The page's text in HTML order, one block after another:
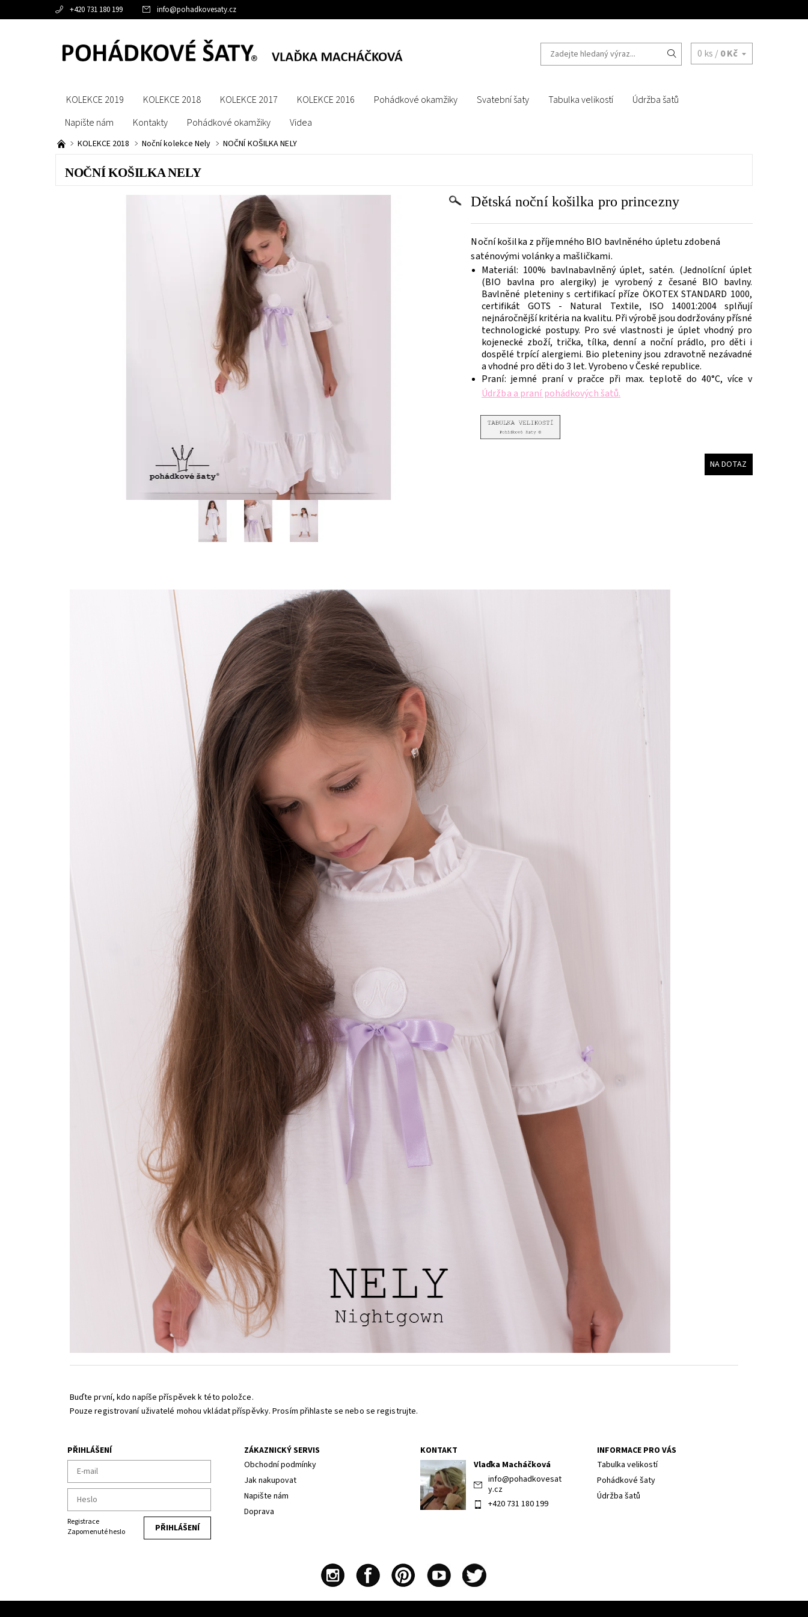
+420 731 180 199 info@pohadkovesaty.cz
0 ks /0 Kč
KOLEKCE 2019 KOLEKCE 2018 KOLEKCE 2017 KOLEKCE 2016 Pohádkové okamžiky Svatební šaty Tabulka velikostí
Údržba šatů
Napište nám
Kontakty Pohádkové okamžiky Videa
KOLEKCE 2018 Noční kolekce Nely NOČNÍ KOŠILKA NELY
NOČNÍ KOŠILKA NELY
Dětská noční košilka pro princezny
Noční košilka z příjemného BIO bavlněného úpletu zdobená
saténovými volánky a mašličkami.
Materiál: 100% bavlnabavlněný úplet, satén. (Jednolícní úplet
(BIO bavlna pro alergiky) je vyrobený z česané BIO bavlny.
Bavlněné pleteniny s certifikací příze ÖKOTEX STANDARD 1000,
certifikát GOTS - Natural Textile, ISO 14001:2004 splňují
nejnáročnější kritéria na kvalitu. Při výrobě jsou dodržovány přísné
technologické postupy. Pro své vlastnosti je úplet vhodný pro
kojenecké zboží, trička, tílka, denní a noční prádlo, pro děti i
dospělé trpící alergiemi. Bio pleteniny jsou zdravotně nezávadné
a vhodné pro děti do 3 let. Vyrobeno v České republice.
Praní: jemné praní v pračce při max. teplotě do 40°C, více v
Údržba a praní pohádkových šatů.
NA DOTAZ
Buďte první, kdo napíše příspěvek k této položce.
Pouze registrovaní uživatelé mohou vkládat příspěvky. Prosím přihlaste se nebo seregistrujte.
PŘIHLÁŠENÍ
Registrace
Zapomenuté heslo
ZÁKAZNICKÝ SERVIS
Obchodní podmínky
Jak nakupovat
Napište nám
Doprava
KONTAKT
Vlaďka Macháčková
info@pohadkovesat
y.cz
+420 731 180 199
INFORMACE PRO VÁS
Tabulka velikostí
Pohádkové šaty
Údržba šatů